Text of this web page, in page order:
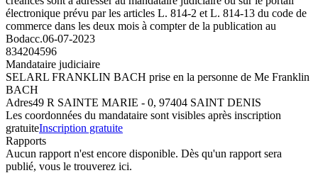
électronique prévu par les articles L. 814-2 et L. 814-13 du code de
commerce dans les deux mois à compter de la publication au
Bodacc.06-07-2023
834204596
Mandataire judiciaire
SELARL FRANKLIN BACH prise en la personne de Me Franklin
BACH
Adres49 R SAINTE MARIE - 0, 97404 SAINT DENIS
Les coordonnées du mandataire sont visibles après inscription
gratuiteInscription gratuite
Rapports
Aucun rapport n'est encore disponible. Dès qu'un rapport sera
publié, vous le trouverez ici.